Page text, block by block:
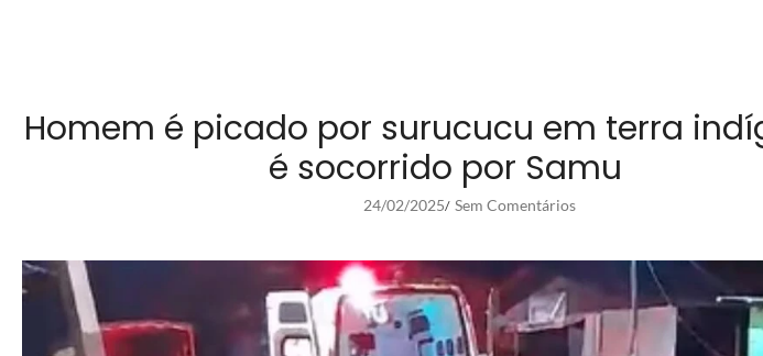
Homem é picado por surucucu em terra
é socorrido por Samu
24/02/2025/ Sem Comentários